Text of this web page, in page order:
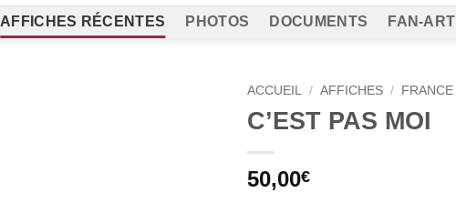
AFFICHES RÉCENTES PHOTOS DOCUMENTS FAN-ART
ACCUEIL / AFFICHES / FRANCE
C’EST PAS MOI
50,00€